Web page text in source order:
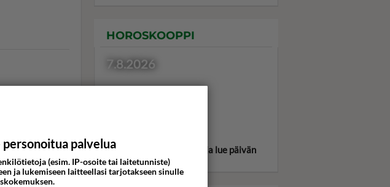
HOROSKOOPPI
7.8.2026
Valitse oma tähtimerkkisi ja lue päivän
horoskooppi!
palvelua
(esim. IP-osoite tai laitetunniste)
ja lukemiseen laitteellasi tarjotakseen sinulle